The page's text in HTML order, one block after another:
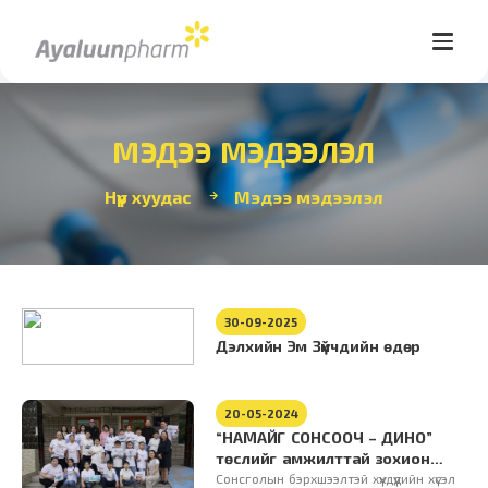
МЭДЭЭ МЭДЭЭЛЭЛ
Нүүр хуудас Мэдээ мэдээлэл
30-09-2025
Дэлхийн Эм Зүйчдийн өдөр
20-05-2024
“НАМАЙГ СОНСООЧ – ДИНО”
төслийг амжилттай зохион
байгуулж өндөрлөлөө.
Сонсголын бэрхшээлтэй хүүхдүүдийн хүсэл